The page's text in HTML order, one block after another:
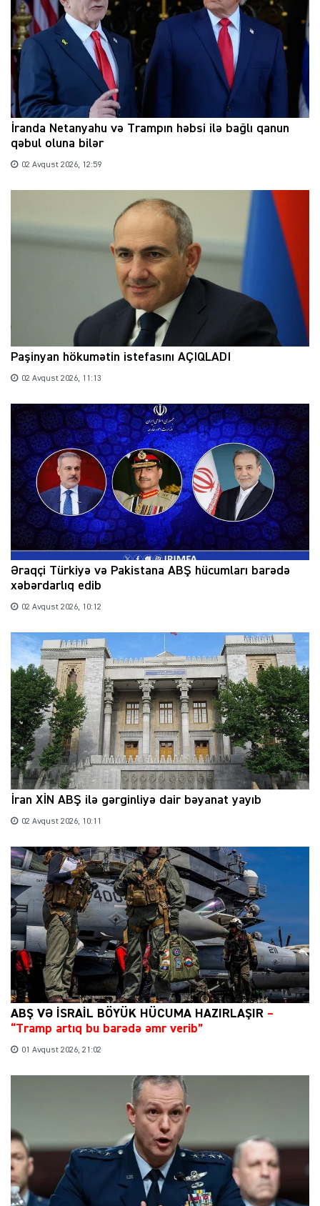
İranda Netanyahu və Trampın həbsi ilə bağlı qanun
qəbul oluna bilər
02 Avqust 2026, 12:59
Paşinyan hökumətin istefasını AÇIQLADI
02 Avqust 2026, 11:13
Əraqçi Türkiyə və Pakistana ABŞ hücumları barədə
xəbərdarlıq edib
02 Avqust 2026, 10:12
İran XİN ABŞ ilə gərginliyə dair bəyanat yayıb
02 Avqust 2026, 10:11
ABŞ VƏ İSRAİL BÖYÜK HÜCUMA HAZIRLAŞIR –
“Tramp artıq bu barədə əmr verib”
01 Avqust 2026, 21:02